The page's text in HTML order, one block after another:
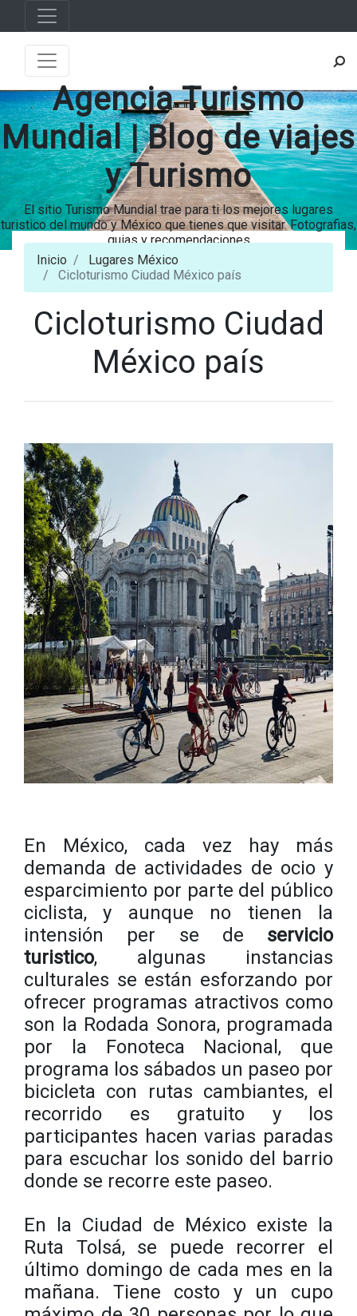
Agencia Turismo
Mundial | Blog de viajes
y Turismo
El sitio Turismo Mundial trae para ti los mejores lugares
turistico del mundo y México que tienes que visitar. Fotografias,
guias y recomendaciones
Inicio
Lugares México
Cicloturismo Ciudad México país
Cicloturismo Ciudad
México país
En México, cada vez hay más
demanda de actividades de ocio y
esparcimiento por parte del público
ciclista, y aunque no tienen la
intensión per se de
servicio
turistico, algunas instancias
culturales se están esforzando por
ofrecer programas atractivos como
son la Rodada Sonora, programada
por la Fonoteca Nacional, que
programa los sábados un paseo por
bicicleta con rutas cambiantes, el
recorrido es gratuito y los
participantes hacen varias paradas
para escuchar los sonido del barrio
donde se recorre este paseo.
En la Ciudad de México existe la
Ruta Tolsá, se puede recorrer el
último domingo de cada mes en la
mañana. Tiene costo y un cupo